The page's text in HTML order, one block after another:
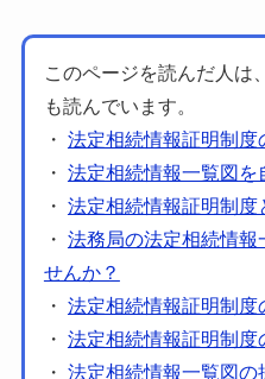
このページを読んだ人は、
も読んでいます。
・ 法定相続情報証明制度
・ 法定相続情報一覧図を
・ 法定相続情報証明制度
・ 法務局の法定相続情報
せんか？
・ 法定相続情報証明制度
・ 法定相続情報証明制度
・ 法定相続情報一覧図の